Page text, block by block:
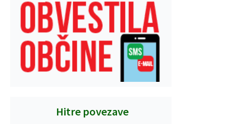
Hitre povezave